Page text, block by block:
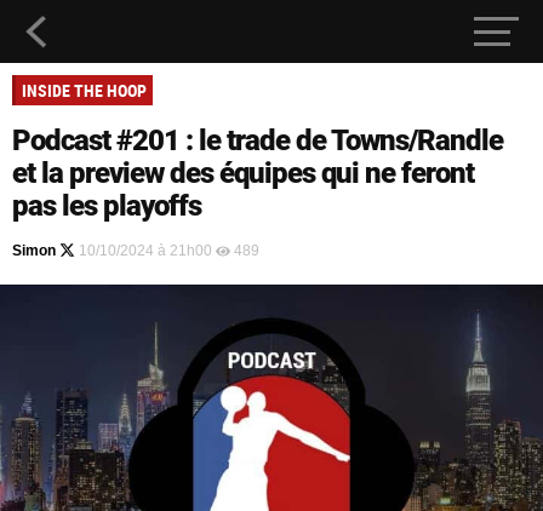
INSIDE THE HOOP
Podcast #201 : le trade de Towns/Randle
et la preview des équipes qui ne feront
pas les playoffs
Simon 10/10/2024 à 21h00 489